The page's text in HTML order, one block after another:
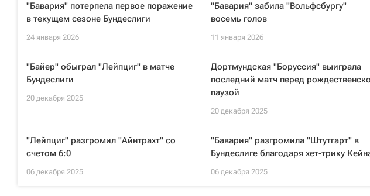
"Бавария" потерпела первое поражение
в текущем сезоне Бундеслиги
24 января 2026
"Бавария" забила "Вольфсбургу"
восемь голов
11 января 2026
"Байер" обыграл "Лейпциг" в матче
Бундеслиги
20 декабря 2025
Дортмундская "Боруссия" выиграла
последний матч перед
паузой
20 декабря 2025
"Лейпциг" разгромил "Айнтрахт" со
счетом 6:0
06 декабря 2025
"Бавария" разгромила "Штутгарт" в
Бундеслиге благодаря хет-трику
06 декабря 2025